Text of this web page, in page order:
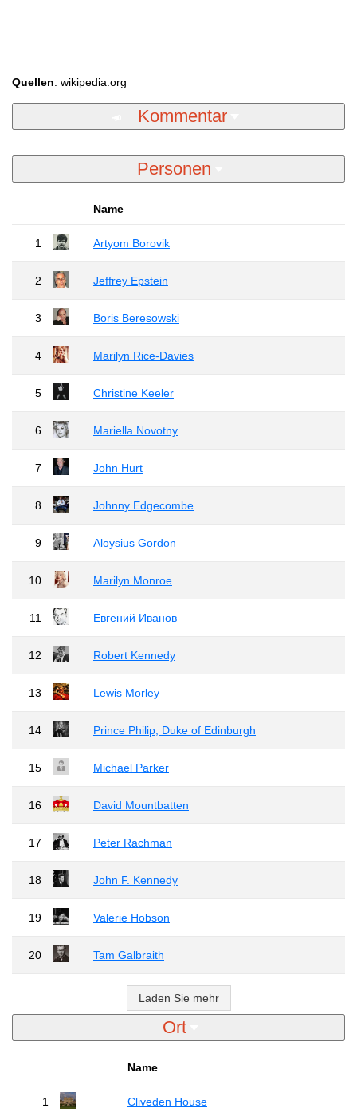
Quellen: wikipedia.org
Kommentar
Personen
Name
1 Artyom Borovik
2 Jeffrey Epstein
3 Boris Beresowski
4 Marilyn Rice-Davies
5 Christine Keeler
6 Mariella Novotny
7 John Hurt
8 Johnny Edgecombe
9 Aloysius Gordon
10 Marilyn Monroe
11 Евгений Иванов
12 Robert Kennedy
13 Lewis Morley
14 Prince Philip, Duke of Edinburgh
15 Michael Parker
16 David Mountbatten
17 Peter Rachman
18 John F. Kennedy
19 Valerie Hobson
20 Tam Galbraith
Laden Sie mehr
Ort
Name
1 Cliveden House